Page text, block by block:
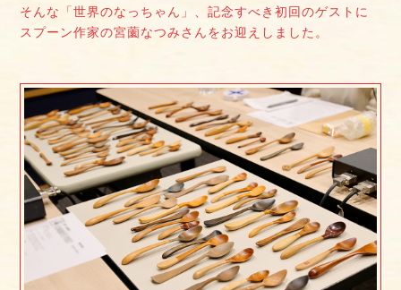
そんな「世界のなっちゃん」、記念すべき初回のゲストに
スプーン作家の宮薗なつみさんをお迎えしました。